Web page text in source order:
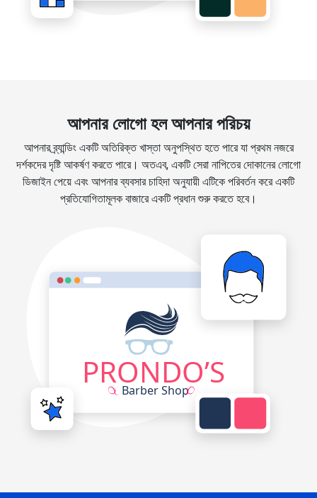
আপনার লোগো হল আপনার পরিচয়
আপনার ব্র্যান্ডিং একটি অতিরিক্ত খাস্তা অনুপস্থিত হতে পারে যা প্রথম নজরে
দর্শকদের দৃষ্টি আকর্ষণ করতে পারে। অতএব, একটি সেরা নাপিতের দোকানের লোগো
ডিজাইন পেয়ে এবং আপনার ব্যবসার চাহিদা অনুযায়ী এটিকে পরিবর্তন করে একটি
প্রতিযোগিতামূলক বাজারে একটি প্রধান শুরু করতে হবে।